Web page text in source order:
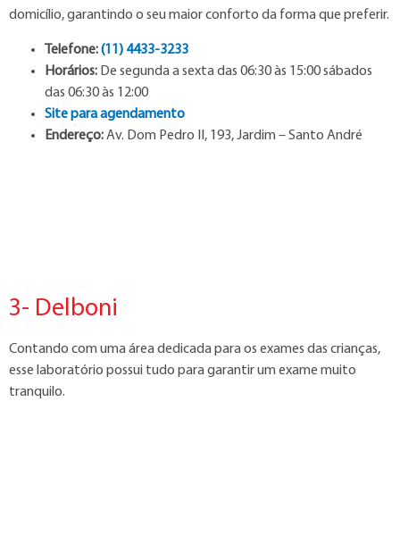
domicílio, garantindo o seu maior conforto da forma que preferir.
Telefone:(11) 4433-3233
Horários: De segunda a sexta das 06:30 às 15:00 sábados
das 06:30 às 12:00
Site para agendamento
Endereço:Av. Dom Pedro II, 193, Jardim – Santo André
3- Delboni
Contando com uma área dedicada para os exames das crianças,
esse laboratório possui tudo para garantir um exame muito
tranquilo.